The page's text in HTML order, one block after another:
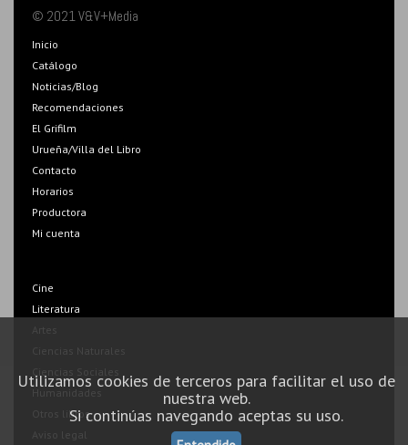
Utilizamos cookies de terceros para facilitar el uso de
nuestra web.
Si continúas navegando aceptas su uso.
© 2021 V&V+Media
Inicio
Catálogo
Noticias/Blog
Recomendaciones
El Grifilm
Urueña/Villa del Libro
Contacto
Horarios
Productora
Mi cuenta
Cine
Literatura
Artes
Ciencias Naturales
Ciencias Sociales
Humanidades
Otros libros
Aviso legal